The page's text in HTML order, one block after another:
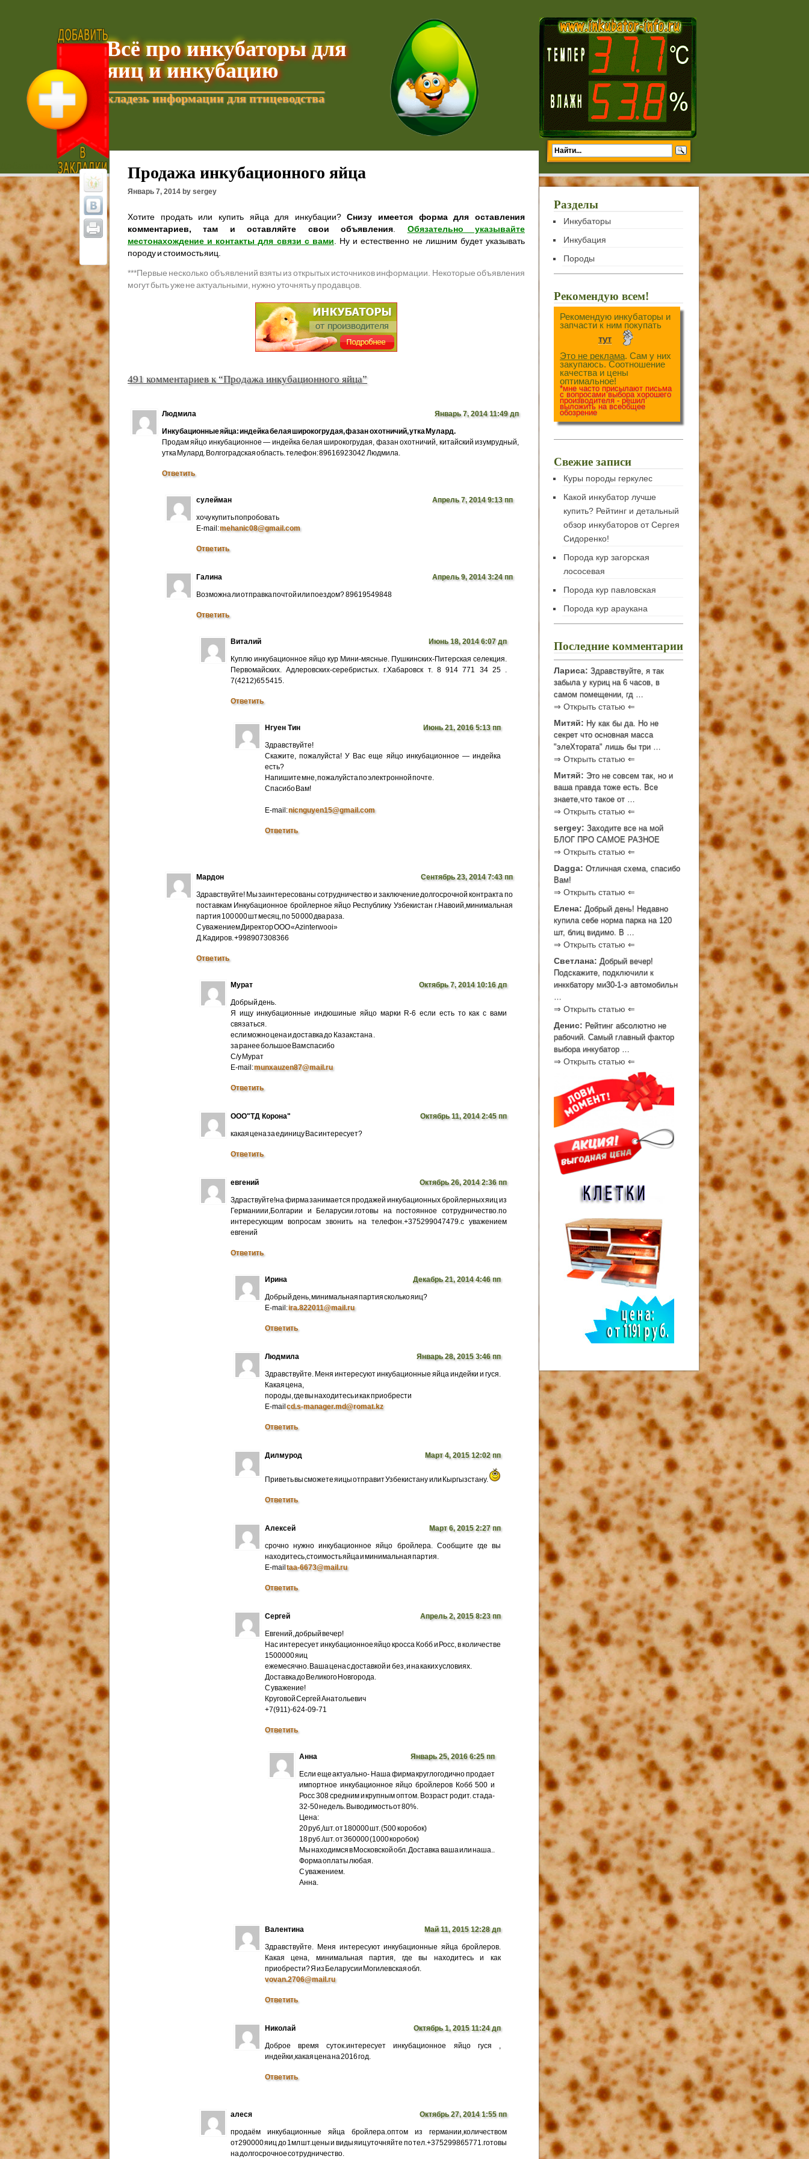
Всё про инкубаторы для
яиц и инкубацию
кладезь информации для птицеводства
Добавить текущую страницу в ИзбранноеПродажа инкубационного яйца
Январь 7, 2014 by sergey
Хотите продать или купить яйца для инкубации?Снизу имеется форма для оставления
комментариев, там и оставляйте свои объявления
Обязательно указывайте
местонахождение и контакты для связи с вами . Ну и естественно не лишним будет указывать
породу и стоимость яиц.
***Первые несколько объявлений взяты из открытых источников информации. Некоторые объявления
могут быть уже не актуальными, нужно уточнять у продавцов.
491 комментариев к “Продажа инкубационного яйца”
Людмила Январь 7, 2014 11:49 дп
Инкубационные яйца: индейка белая широкогрудая, фазан охотничий, утка Мулард.
Продам яйцо инкубационное — индейка белая широкогрудая, фазан охотничий, китайский изумрудный,
утка Мулард. Волгоградская область. телефон: 89616923042 Людмила.
Ответить
сулейман Апрель 7, 2014 9:13 пп
хочу купить попробовать
E-mail:mehanic08@gmail.com
Ответить
Галина Апрель 9, 2014 3:24 пп
Возможна ли отправка почтой или поездом? 89619549848
Ответить
Виталий Июнь 18, 2014 6:07 дп
Куплю инкубационное яйцо кур Мини-мясные. Пушкинских-Питерская селекция.
Первомайских. Адлеровских-серебристых. г.Хабаровск т. 8 914 771 34 25 .
7(4212)65 5415.
Ответить
Нгуен Тин Июнь 21, 2016 5:13 пп
Здравствуйте!
Скажите, пожалуйста! У Вас еще яйцо инкубационное — индейка
есть?
Напишите мне, пожалуйста по электронной почте.
Cпасибо Вам!
E-mail:nicnguyen15@gmail.com
Ответить
Мардон Сентябрь 23, 2014 7:43 пп
Здравствуйте! Мы заинтересованы сотрудничество и заключение долгосрочной контракта по
поставкам Инкубационное бройлерное яйцо Республику Узбекистан г.Навоий,минимальная
партия 100 000 шт месяц, по 50 000 два раза.
С уважением Директор ООО «Azinterwooi»
Д.Кадиров. +998907308366
Ответить
Мурат Октябрь 7, 2014 10:16 дп
Добрый день.
Я ищу инкубационные индюшиные яйцо марки R-6 если есть то как с вами
связаться.
если можно цена и доставка до Казакстана .
за ранее большое Вам спасибо
С/у Мурат
E-mail:munxauzen87@mail.ru
Ответить
ООО"ТД Корона" Октябрь 11, 2014 2:45 пп
какая цена за единицу Вас интересует?
Ответить
евгений Октябрь 26, 2014 2:36 пп
Здраствуйте!на фирма занимается продажей инкубационных бройлерных яиц из
Германиии,Болгарии и Беларусии.готовы на постоянное сотрудничество.по
интересующим вопросам звонить на телефон.+375299047479.с уважением
евгений
Ответить
Ирина Декабрь 21, 2014 4:46 пп
Добрый день, минимальная партия сколько яиц?
E-mail:ira.822011@mail.ru
Ответить
Людмила Январь 28, 2015 3:46 пп
Здравствуйте. Меня интересуют инкубационные яйца индейки и гуся.
Какая цена,
породы, где вы находитесь и как приобрести
E-mailcd.s-manager.md@romat.kz
Ответить
Дилмурод Март 4, 2015 12:02 пп
Приветь вы сможете яицы отправит Узбекистану или Кыргызстану.
Ответить
Алексей Март 6, 2015 2:27 пп
срочно нужно инкубационное яйцо бройлера. Сообщите где вы
находитесь,стоимость яйца и минимальная партия.
E-mailtaa-6673@mail.ru
Ответить
Сергей Апрель 2, 2015 8:23 пп
Евгений, добрый вечер!
Нас интересует инкубационное яйцо кросса Кобб и Росс, в количестве
1500000 яиц
ежемесячно. Ваша цена с доставкой и без, и на каких условиях.
Доставка до Великого Новгорода.
С уважение!
Круговой Сергей Анатольевич
+7(911)-624-09-71
Ответить
Анна Январь 25, 2016 6:25 пп
Если еще актуально- Наша фирма круглогодично продает
импортное инкубационное яйцо бройлеров Кобб 500 и
Росс 308 средним и крупным оптом. Возраст родит. стада-
32-50 недель. Выводимость от 80%.
Цена:
20 руб,/шт. от 180000 шт. (500 коробок)
18 руб./шт. от 360000 (1000 коробок)
Мы находимся в Московской обл. Доставка ваша или наша..
Форма оплаты любая.
С уважением.
Анна.
Валентина Май 11, 2015 12:28 дп
Здравствуйте. Меня интересуют инкубационные яйца бройлеров.
Какая цена, минимальная партия, где вы находитесь и как
приобрести? Я из Беларусии Могилевская обл.
vovan.2706@mail.ru
Ответить
Николай Октябрь 1, 2015 11:24 дп
Доброе время суток.интересует инкубационное яйцо гуся ,
индейки,какая цена на 2016 год.
Ответить
алеся Октябрь 27, 2014 1:55 пп
продаём инкубационные яйца бройлера.оптом из германии,количеством
от290000 яиц до 1мл шт.цены и виды яиц уточняйте по тел.+375299865771.готовы
на долгосрочное сотрудничество.
Разделы
Инкубаторы
Инкубация
Породы
Рекомендую всем!
Рекомендую инкубаторы и
запчасти к ним покупать
тут
Это не реклама. Сам у них
закупаюсь. Соотношение
качества и цены
оптимальное!
*мне часто присылают письма
с вопросами выбора хорошего
производителя - решил
выложить на всеобщее
обозрение
Свежие записи
Куры породы геркулес
Какой инкубатор лучше
купить? Рейтинг и детальный
обзор инкубаторов от Сергея
Сидоренко!
Порода кур загорская
лососевая
Порода кур павловская
Порода кур араукана
Последние комментарии
Лариса: Здравствуйте, я так
забыла у куриц на 6 часов, в
самом помещении, гд …
⇒ Открыть статью ⇐
Митяй: Ну как бы да. Но не
секрет что основная масса
"элеХтората" лишь бы три …
⇒ Открыть статью ⇐
Митяй: Это не совсем так, но и
ваша правда тоже есть. Все
знаете,что такое от …
⇒ Открыть статью ⇐
sergey: Заходите все на мой
БЛОГ ПРО САМОЕ РАЗНОЕ
⇒ Открыть статью ⇐
Dagga: Отличная схема, спасибо
Вам!
⇒ Открыть статью ⇐
Елена: Добрый день! Недавно
купила себе норма парка на 120
шт, блиц видимо. В …
⇒ Открыть статью ⇐
Светлана: Добрый вечер!
Подскажите, подключили к
инккбатору ми30-1-э автомобильн
…
⇒ Открыть статью ⇐
Денис: Рейтинг абсолютно не
рабочий. Самый главный фактор
выбора инкубатор …
⇒ Открыть статью ⇐